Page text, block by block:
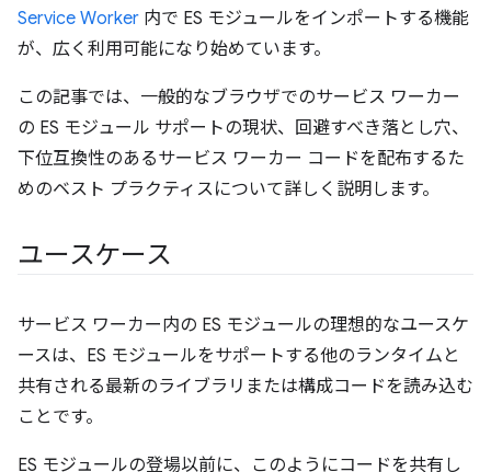
Service Worker 内で ES モジュールをインポートする機能
が、広く利用可能になり始めています。
この記事では、一般的なブラウザでのサービス ワーカー
の ES モジュール サポートの現状、回避すべき落とし穴、
下位互換性のあるサービス ワーカー コードを配布するた
めのベスト プラクティスについて詳しく説明します。
ユースケース
サービス ワーカー内の ES モジュールの理想的なユースケ
ースは、ES モジュールをサポートする他のランタイムと
共有される最新のライブラリまたは構成コードを読み込む
ことです。
ES モジュールの登場以前に、このようにコードを共有し